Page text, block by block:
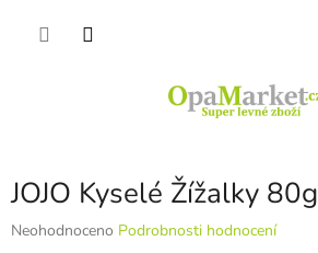
JOJO Kyselé Žížalky 80g
Průměrné
Neohodnoceno Podrobnosti hodnocení